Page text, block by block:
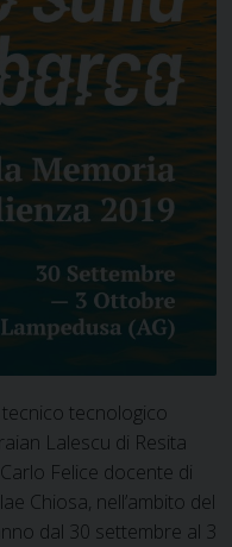
tecnologico
Lalescu di Resita
Felice docente di
Chiosa, nell’ambito del
dal 30 settembre al 3